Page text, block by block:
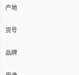
产地
货号
品牌